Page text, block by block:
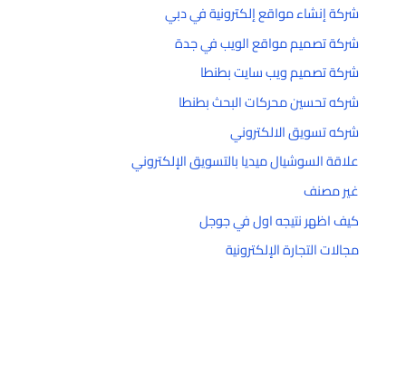
شركة إنشاء مواقع إلكترونية في دبي
شركة تصميم مواقع الويب في جدة
شركة تصميم ويب سايت بطنطا
شركه تحسين محركات البحث بطنطا
شركه تسويق الالكتروني
علاقة السوشيال ميديا بالتسويق الإلكتروني
غير مصنف
كيف اظهر نتيجه اول في جوجل
مجالات التجارة الإلكترونية